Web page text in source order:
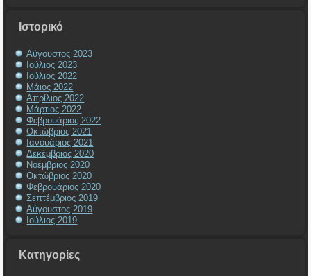
Ιστορικό
Αύγουστος 2023
Ιούλιος 2023
Ιούλιος 2022
Μάιος 2022
Απρίλιος 2022
Μάρτιος 2022
Φεβρουάριος 2022
Οκτώβριος 2021
Ιανουάριος 2021
Δεκέμβριος 2020
Νοέμβριος 2020
Οκτώβριος 2020
Φεβρουάριος 2020
Σεπτέμβριος 2019
Αύγουστος 2019
Ιούλιος 2019
Kατηγορίες